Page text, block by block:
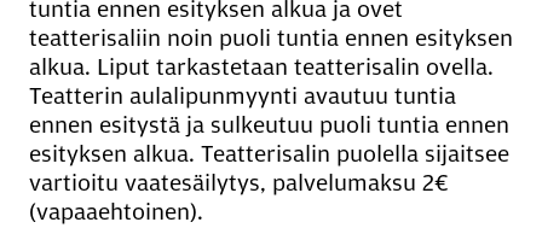
tuntia ennen esityksen alkua ja ovet
teatterisaliin noin puoli tuntia ennen esityksen
alkua. Liput tarkastetaan teatterisalin ovella.
Teatterin aulalipunmyynti avautuu tuntia
ennen esitystä ja sulkeutuu puoli tuntia ennen
esityksen alkua. Teatterisalin puolella sijaitsee
vartioitu vaatesäilytys, palvelumaksu 2€
(vapaaehtoinen).